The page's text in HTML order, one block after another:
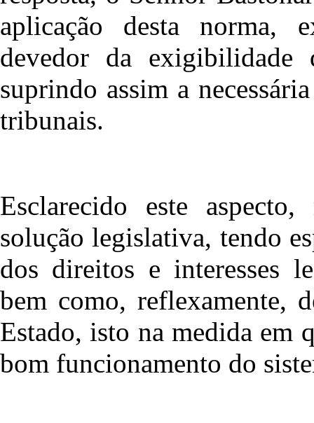
aplicação desta norma,
devedor da exigibilidade
suprindo assim a
tribunais.
Esclarecido este
solução legislativa, tendo
dos direitos e interesses
bem como, reflexamente,
Estado, isto na medida em
bom funcionamento do